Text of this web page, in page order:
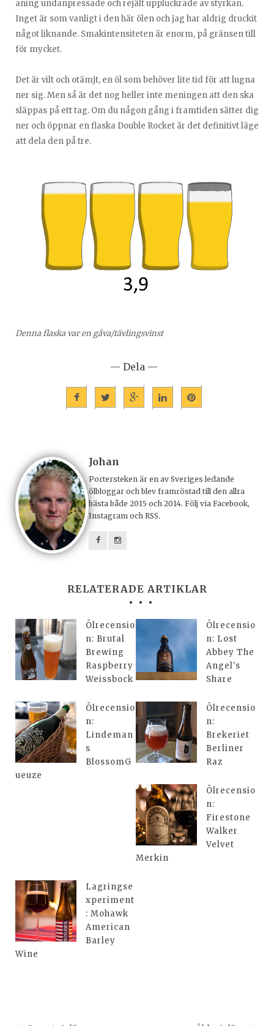
aning undanpressade och rejält uppluckrade av styrkan.
Inget är som vanligt i den här ölen och jag har aldrig druckit
något liknande. Smakintensiteten är enorm, på gränsen till
för mycket.
Det är vilt och otämjt, en öl som behöver lite tid för att lugna
ner sig. Men så är det nog heller inte meningen att den ska
släppas på ett tag. Om du någon gång i framtiden sätter dig
ner och öppnar en flaska Double Rocket är det definitivt läge
att dela den på tre.
Denna flaska var en gåva/tävlingsvinst
— Dela —
Johan
Portersteken är en av Sveriges ledande
ölbloggar och blev framröstad till den allra
bästa både 2015 och 2014. Följ via Facebook,
Instagram och RSS.
RELATERADE ARTIKLAR
Ölrecensio
n: Brutal
Brewing
Raspberry
Weissbock
Ölrecensio
n: Lost
Abbey The
Angel's
Share
Ölrecensio
n:
Lindeman
s
BlossomG
ueuze
Ölrecensio
n:
Brekeriet
Berliner
Raz
Ölrecensio
n:
Firestone
Walker
Velvet
Merkin
Lagringse
xperiment
: Mohawk
American
Barley
Wine